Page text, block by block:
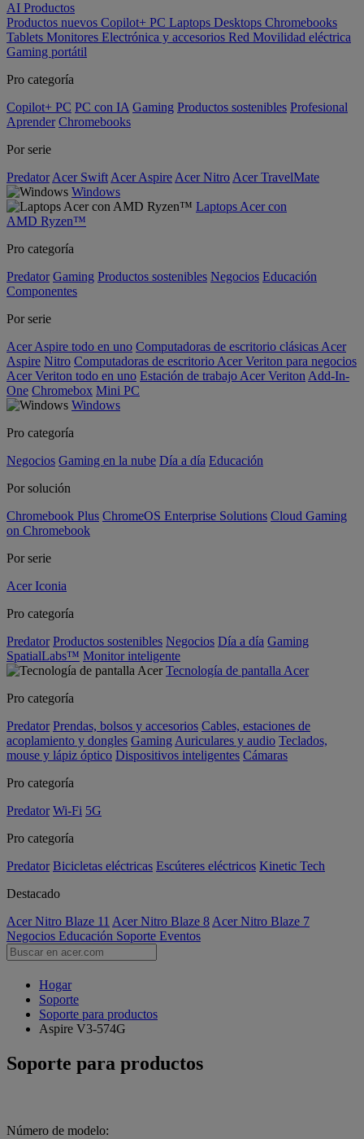
AI Productos
Productos nuevos Copilot+ PC Laptops Desktops Chromebooks
Tablets Monitores Electrónica y accesorios Red Movilidad eléctrica
Gaming portátil
Pro categoría
Copilot+ PC PC con IA Gaming Productos sostenibles Profesional
Aprender Chromebooks
Por serie
Predator Acer Swift Acer Aspire Acer Nitro Acer TravelMate
Windows
Laptops Acer con
AMD Ryzen™
Pro categoría
Predator Gaming Productos sostenibles Negocios Educación
Componentes
Por serie
Acer Aspire todo en uno Computadoras de escritorio clásicas Acer
Aspire Nitro Computadoras de escritorio Acer Veriton para negocios
Acer Veriton todo en uno Estación de trabajo Acer Veriton Add-In-
One Chromebox Mini PC
Windows
Pro categoría
Negocios Gaming en la nube Día a día Educación
Por solución
Chromebook Plus ChromeOS Enterprise Solutions Cloud Gaming
on Chromebook
Por serie
Acer Iconia
Pro categoría
Predator Productos sostenibles Negocios Día a día Gaming
SpatialLabs™ Monitor inteligente
Tecnología de pantalla Acer
Pro categoría
Predator Prendas, bolsos y accesorios Cables, estaciones de
acoplamiento y dongles Gaming Auriculares y audio Teclados,
mouse y lápiz óptico Dispositivos inteligentes Cámaras
Pro categoría
Predator Wi-Fi 5G
Pro categoría
Predator Bicicletas eléctricas Escúteres eléctricos Kinetic Tech
Destacado
Acer Nitro Blaze 11 Acer Nitro Blaze 8 Acer Nitro Blaze 7
Negocios Educación Soporte Eventos
Hogar
Soporte
Soporte para productos
Aspire V3-574G
Soporte para productos
Número de modelo: